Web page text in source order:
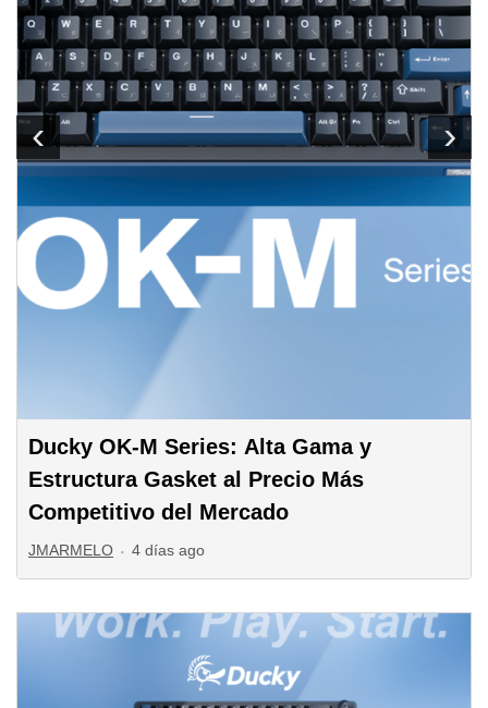
Ducky OK-M Series: Alta Gama y
Estructura Gasket al Precio Más
Competitivo del Mercado
JMARMELO · 4 días ago
‹ ›